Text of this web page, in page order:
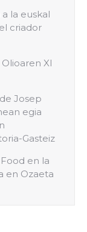
a la euskal
criador
XI
Josep
egia
Gasteiz
en la
en Ozaeta